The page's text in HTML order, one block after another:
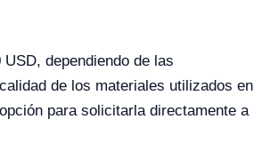
dependiendo de las
de los materiales utilizados en
para solicitarla directamente a